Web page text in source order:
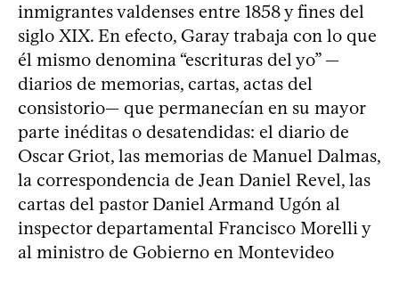
inmigrantes valdenses entre 1858 y fines del
siglo XIX. En efecto, Garay trabaja con lo que
él mismo denomina “escrituras del yo” —
diarios de memorias, cartas, actas del
consistorio— que permanecían en su mayor
parte inéditas o desatendidas: el diario de
Oscar Griot, las memorias de Manuel Dalmas,
la correspondencia de Jean Daniel Revel, las
cartas del pastor Daniel Armand Ugón al
inspector departamental Francisco Morelli y
al ministro de Gobierno en Montevideo